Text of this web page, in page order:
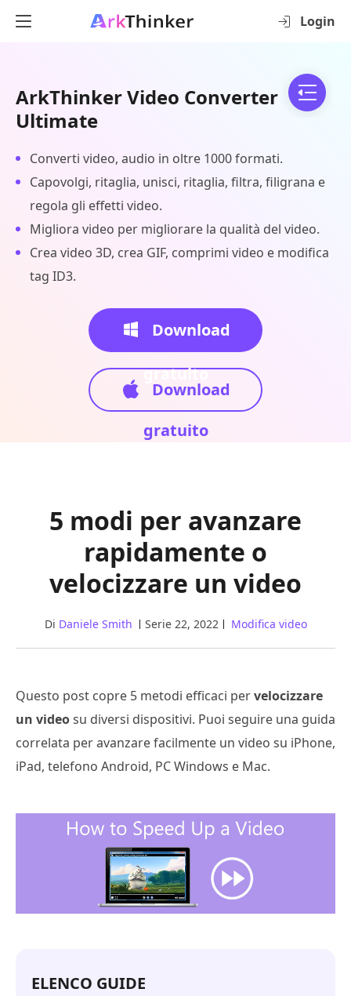
Login
ArkThinker Video Converter
Ultimate
Converti video, audio in oltre 1000 formati.
Capovolgi, ritaglia, unisci, ritaglia, filtra, filigrana e
regola gli effetti video.
Migliora video per migliorare la qualità del video.
Crea video 3D, crea GIF, comprimi video e modifica
tag ID3.
Download
gratuito
Download
gratuito
5 modi per avanzare
rapidamente o
velocizzare un video
Di Daniele Smith Serie 22, 2022 Modifica video
Questo post copre 5 metodi efficaci pervelocizzare
un videosu diversi dispositivi. Puoi seguire una guida
correlata per avanzare facilmente un video su iPhone,
iPad, telefono Android, PC Windows e Mac.
ELENCO GUIDE